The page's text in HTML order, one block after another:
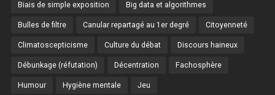
Biais de simple exposition Big data et algorithmes
Bulles de filtre Canular repartagé au 1er degré Citoyenneté
Climatoscepticisme Culture du débat Discours haineux
Débunkage (réfutation) Décentration Fachosphère
Humour Hygiène mentale Jeu